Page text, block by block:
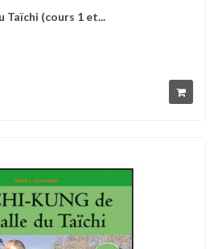
Taïchi (cours 1 et...